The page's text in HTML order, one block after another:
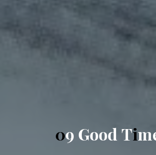
09 Good Tim